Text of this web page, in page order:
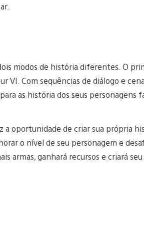
modos de história diferentes. O
VI. Com sequências de diálogo e
as história dos seus personagens
a oportunidade de criar sua própria
o nível de seu personagem e
armas, ganhará recursos e criará seu